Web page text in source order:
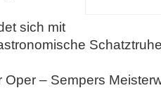
sich mit
– Sempers